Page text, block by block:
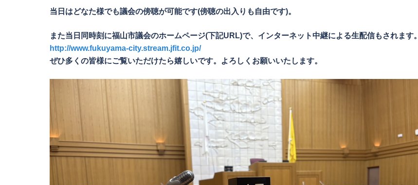
当日はどなた様でも議会の傍聴が可能です(傍聴の出入りも自由です)。
また当日同時刻に福山市議会のホームページ(下記URL)で、インターネット中継による生配信もされます。
http://www.fukuyama-city.stream.jfit.co.jp/
ぜひ多くの皆様にご覧いただけたら嬉しいです。よろしくお願いいたします。